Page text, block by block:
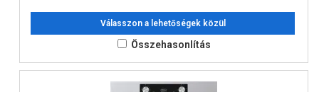
Válasszon a lehetőségek közül
Összehasonlítás